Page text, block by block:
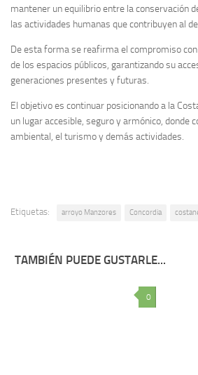
mantener un equilibrio entre la conservación
las actividades humanas que contribuyen al
De esta forma se reafirma el compromiso
de los espacios públicos, garantizando su
generaciones presentes y futuras.
El objetivo es continuar posicionando a la
un lugar accesible, seguro y armónico, donde
ambiental, el turismo y demás actividades.
Etiquetas: arroyo Manzores Concordia
TAMBIÉN PUEDE GUSTARLE...
0